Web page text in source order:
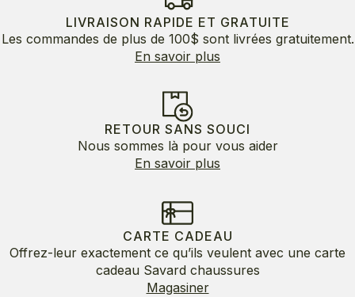
LIVRAISON RAPIDE ET GRATUITE
Les commandes de plus de 100$ sont livrées gratuitement.
En savoir plus
RETOUR SANS SOUCI
Nous sommes là pour vous aider
En savoir plus
CARTE CADEAU
Offrez-leur exactement ce qu’ils veulent avec une carte
cadeau Savard chaussures
Magasiner